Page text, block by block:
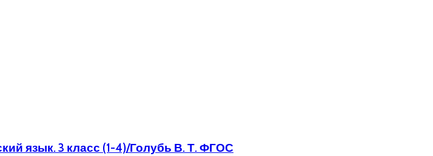
язык. 3 класс (1-4)/Голубь В. Т. ФГОС